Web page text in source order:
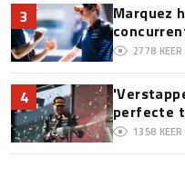
3
Marquez
2778
4
perfecte
1358